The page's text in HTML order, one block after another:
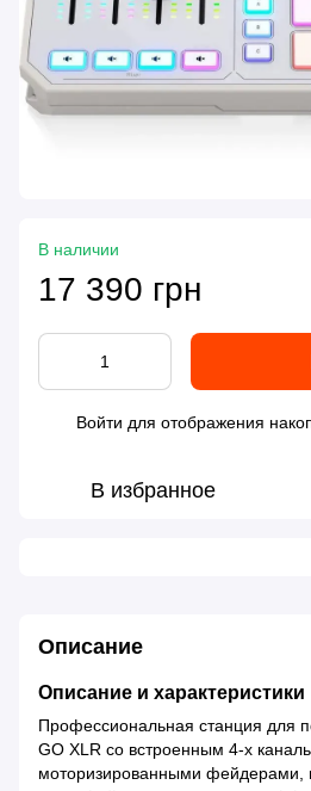
В наличии
17 390 грн
Войти для отображения
В избранное
Описание
Описание и характеристики
Профессиональная станция для
GO XLR со встроенным 4-х
моторизированными фейдерами,